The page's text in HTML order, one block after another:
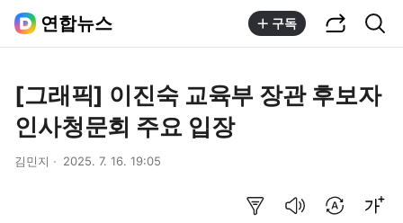
연합뉴스 구독
[그래픽] 이진숙 교육부 장관 후보자
인사청문회 주요 입장
김민지 2025. 7. 16. 19:05